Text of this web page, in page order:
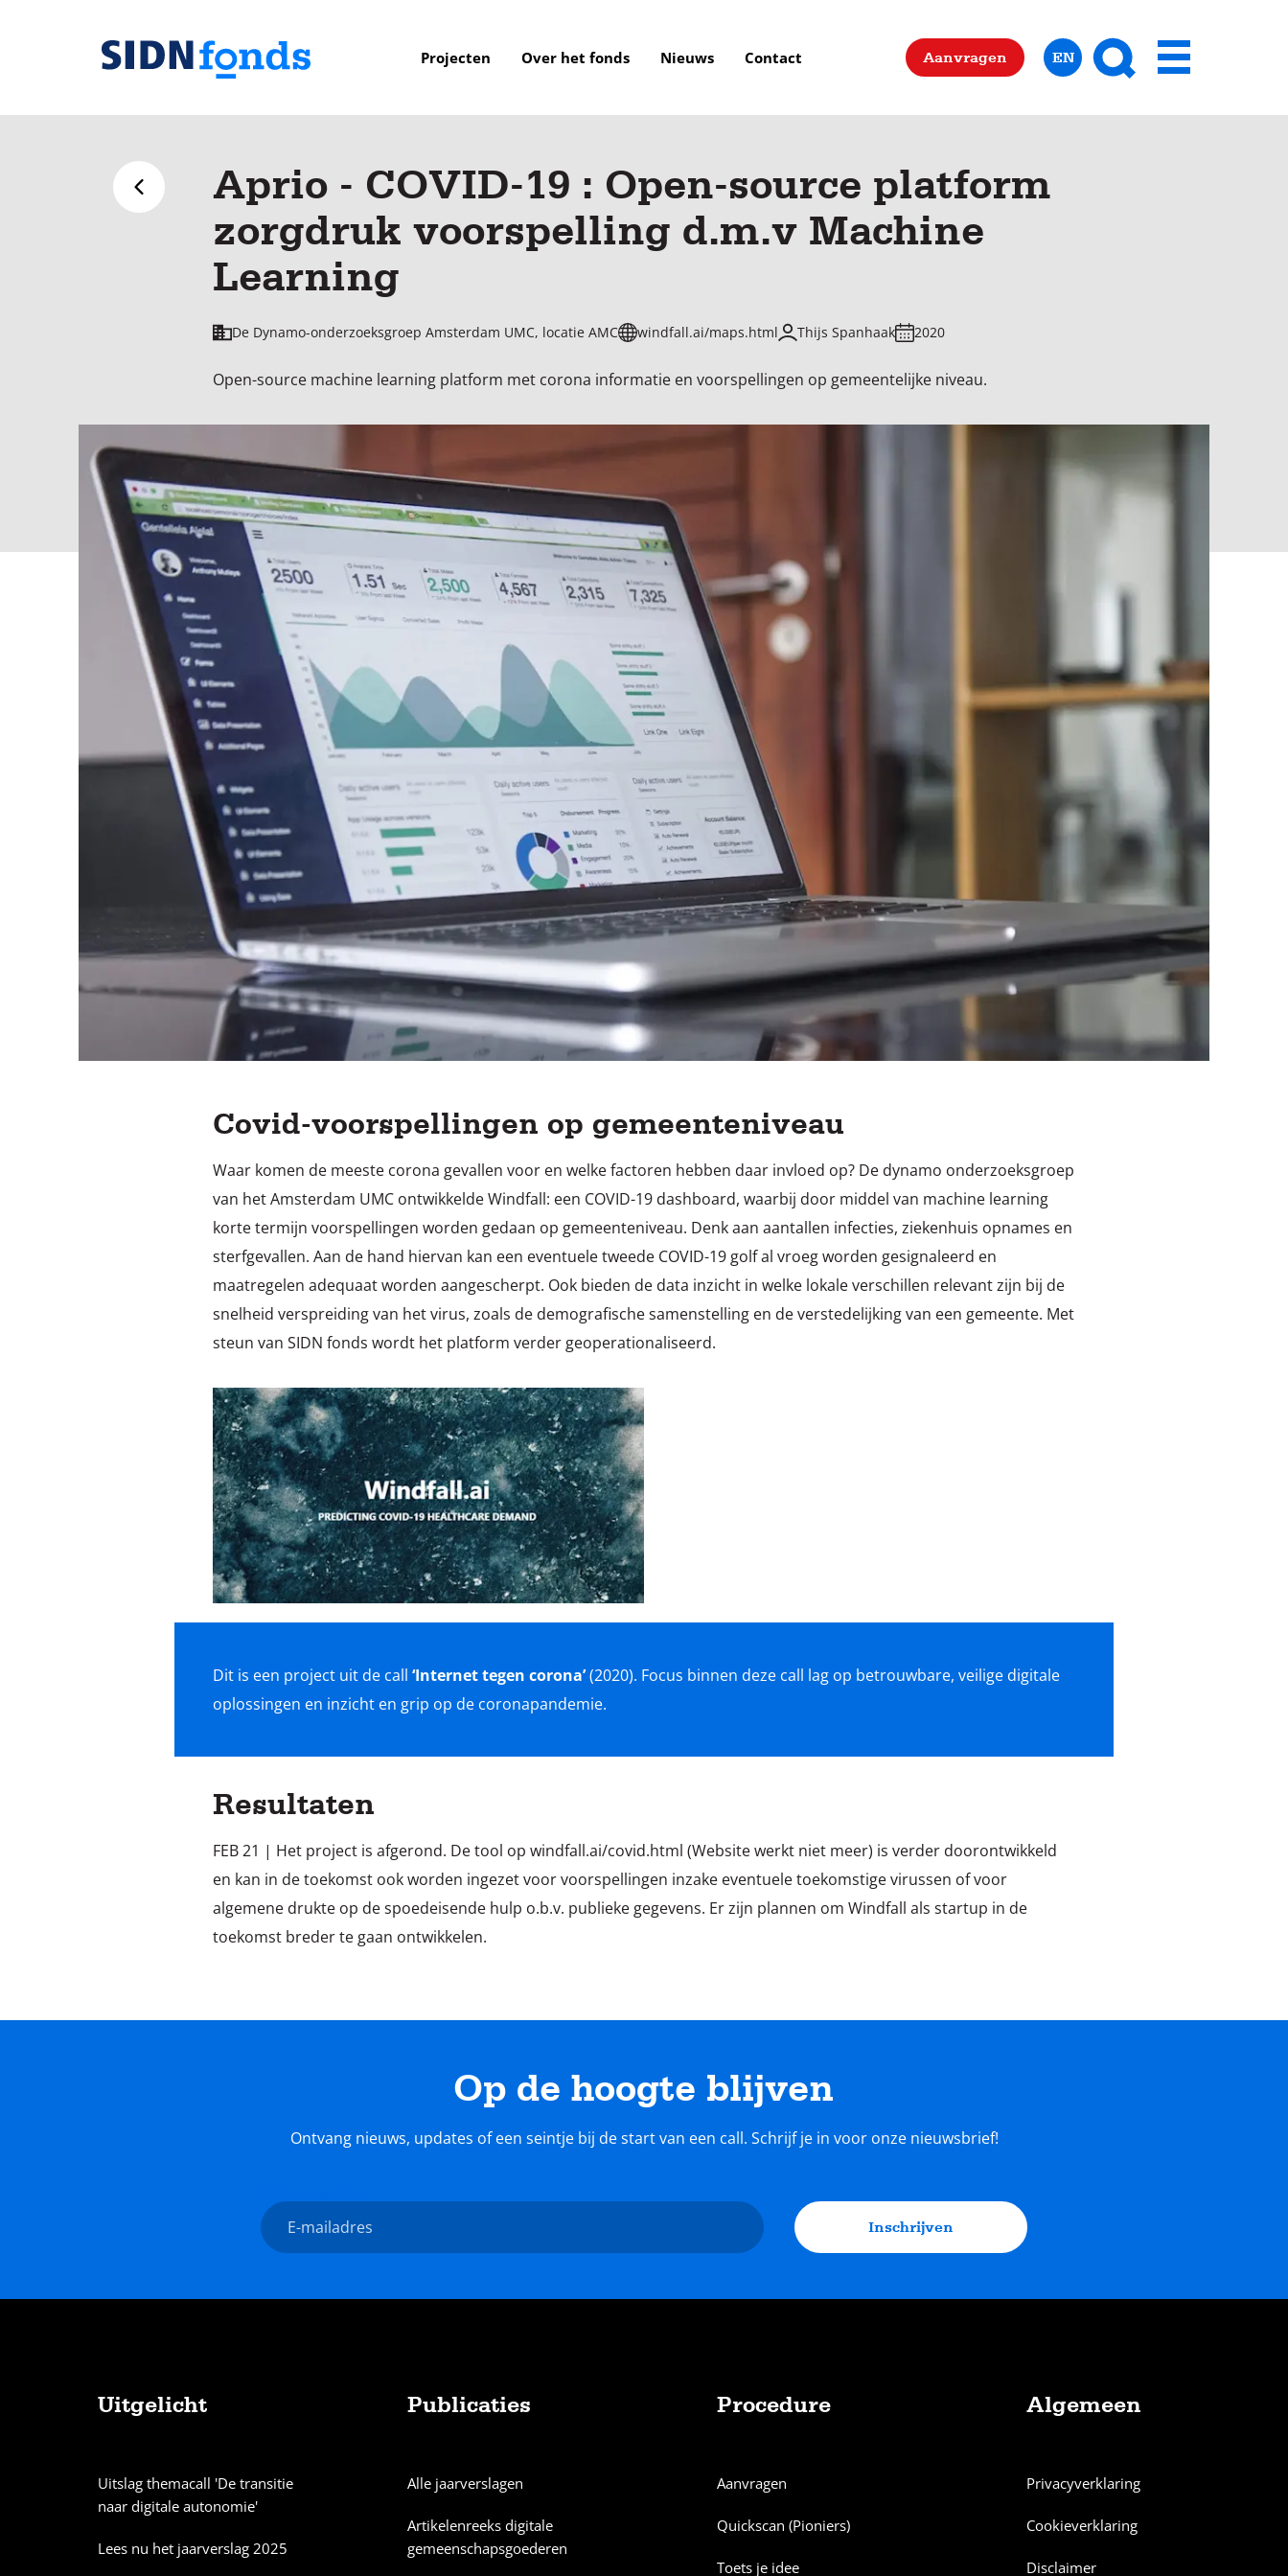
Sla de navigatie over en ga naar de inhoud
van
fonds
Projecten Over het fonds Nieuws Contact Aanvragen EN
Zoeken
Menu
Terug naar overzicht
Aprio - COVID-19 : Open-source platform
zorgdruk voorspelling d.m.v Machine
Learning
De Dynamo-onderzoeksgroep Amsterdam UMC, locatie AMC windfall.ai/maps.html Thijs Spanhaak 2020
Open-source machine learning platform met corona informatie en voorspellingen op gemeentelijke niveau.
Covid-voorspellingen op gemeenteniveau
Waar komen de meeste corona gevallen voor en welke factoren hebben daar invloed op? De dynamo onderzoeksgroep
van het Amsterdam UMC ontwikkelde Windfall: een COVID-19 dashboard, waarbij door middel van machine learning
korte termijn voorspellingen worden gedaan op gemeenteniveau. Denk aan aantallen infecties, ziekenhuis opnames en
sterfgevallen. Aan de hand hiervan kan een eventuele tweede COVID-19 golf al vroeg worden gesignaleerd en
maatregelen adequaat worden aangescherpt. Ook bieden de data inzicht in welke lokale verschillen relevant zijn bij de
snelheid verspreiding van het virus, zoals de demografische samenstelling en de verstedelijking van een gemeente. Met
steun van SIDN fonds wordt het platform verder geoperationaliseerd.
Dit is een project uit de call ‘Internet tegen corona’(2020). Focus binnen deze call lag op betrouwbare, veilige digitale
Resultaten
FEB 21 | Het project is afgerond. De tool op windfall.ai/covid.html (Website werkt niet meer) is verder doorontwikkeld
en kan in de toekomst ook worden ingezet voor voorspellingen inzake eventuele toekomstige virussen of voor
algemene drukte op de spoedeisende hulp o.b.v. publieke gegevens. Er zijn plannen om Windfall als startup in de
toekomst breder te gaan ontwikkelen.
Op de hoogte blijven
Ontvang nieuws, updates of een seintje bij de start van een call. Schrijf je in voor onze nieuwsbrief!
E-
mailadres
Inschrijven
Uitgelicht
Uitslag themacall 'De transitie
naar digitale autonomie'
Lees nu het jaarverslag 2025
Publicaties
Alle jaarverslagen
Artikelenreeks digitale
gemeenschapsgoederen
Procedure
Aanvragen
Quickscan (Pioniers)
Toets je idee
Algemeen
Privacyverklaring
Cookieverklaring
Disclaimer